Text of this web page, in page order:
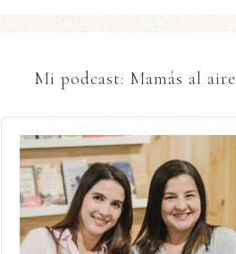
Mi podcast: Mamás al aire
Audio
Player